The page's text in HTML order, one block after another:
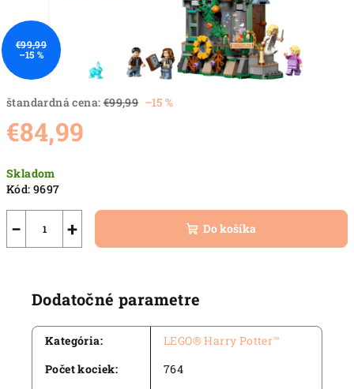
štandardná cena: €99,99 –15 %
€84,99
cena:
Skladom
Kód: 9697
+
− Do košíka
€99,99
–15 %
Dodatočné parametre
Kategória:
LEGO® Harry Potter™
Počet kociek:
764